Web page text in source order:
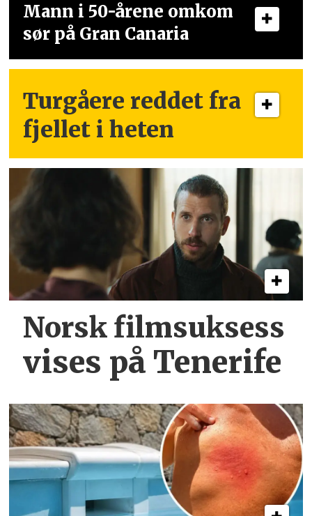
Mann i 50-årene omkom
sør på Gran Canaria
Turgåere reddet fra
fjellet i heten
Norsk filmsuksess
vises på Tenerife